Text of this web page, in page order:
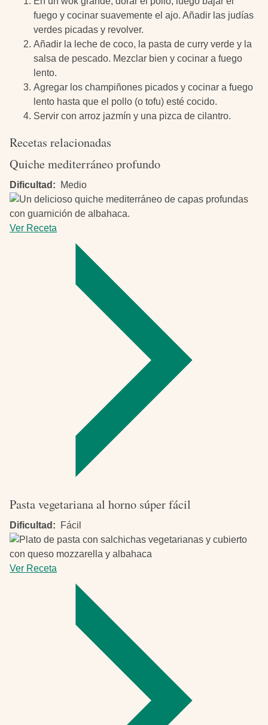
fuego y cocinar suavemente el ajo. Añadir las judías
verdes picadas y revolver.
Añadir la leche de coco, la pasta de curry verde y la
salsa de pescado. Mezclar bien y cocinar a fuego
lento.
Agregar los champiñones picados y cocinar a fuego
lento hasta que el pollo (o tofu) esté cocido.
Servir con arroz jazmín y una pizca de cilantro.
Recetas relacionadas
Quiche mediterráneo profundo
Dificultad Medio
Ver Receta
Quiche
mediterráneo
Pasta vegetariana al horno súper fácil
Dificultad Fácil
Ver Receta
Pasta
vegetariana
horno